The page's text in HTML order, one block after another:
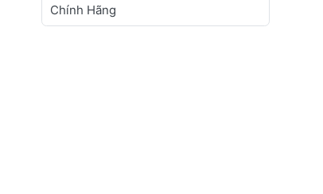
Chính Hãng